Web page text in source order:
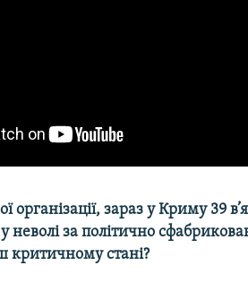
організації, зараз у Криму 39
у неволі за політично
критичному стані?